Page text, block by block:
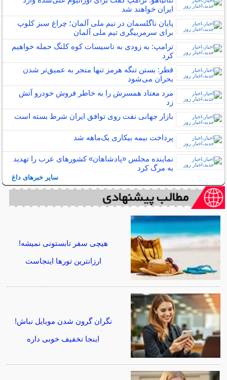
ایران خواهند شد
پایان ناگلسمان در تیم ملی آلمان؛ چراغ سبز کلوپ
برای سرمربیگری تیم ملی آلمان
ترامپ: به زودی به تاسیسات کوه کلنگ حمله خواهیم
کرد
قطر: بستن تنگه هرمز تنها منجر به عمیق‌تر شدن
بحران می‌شود
مرد معتاد همسرش را به خاطر فروش خودرو آتش
زد
بازار جهانی نفت روی توافق ایران شرط بسته است
پرداخت بیمه بیکاری یک‌ماهه شد
نماینده مجلس «پادشاهان» کشورهای عرب را تهدید
به مرگ کرد
سایر خبرهای داغ
هیچی سفر تابستونی نمیشه!
ارزانترین تورها اینجاست
نگران گرون شدن موبایل نباش!
اینجا تخفیف خوبی داره